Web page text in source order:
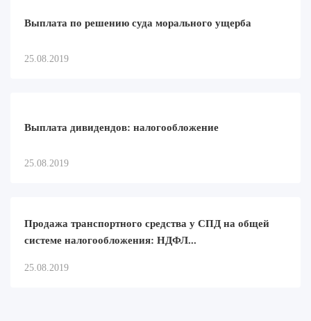
Выплата по решению суда морального ущерба
25.08.2019
Выплата дивидендов: налогообложение
25.08.2019
Продажа транспортного средства у СПД на общей
системе налогообложения: НДФЛ...
25.08.2019